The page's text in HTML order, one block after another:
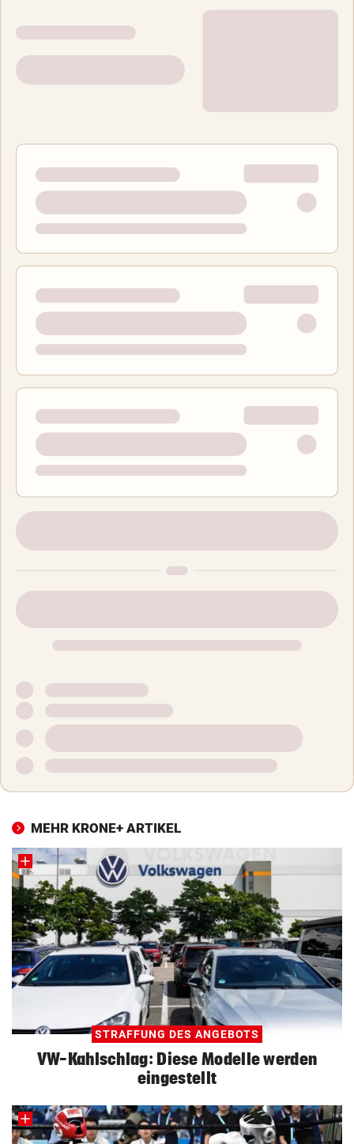
MEHR KRONE+ ARTIKEL
STRAFFUNG DES ANGEBOTS
VW-Kahlschlag: Diese Modelle werden
eingestellt